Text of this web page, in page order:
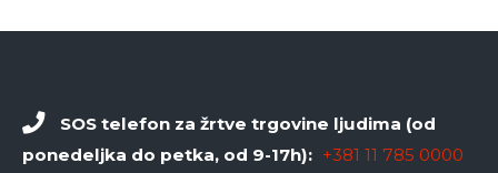
SOS telefon za žrtve trgovine ljudima (od
ponedeljka do petka, od 9-17h): +381 11 785 0000